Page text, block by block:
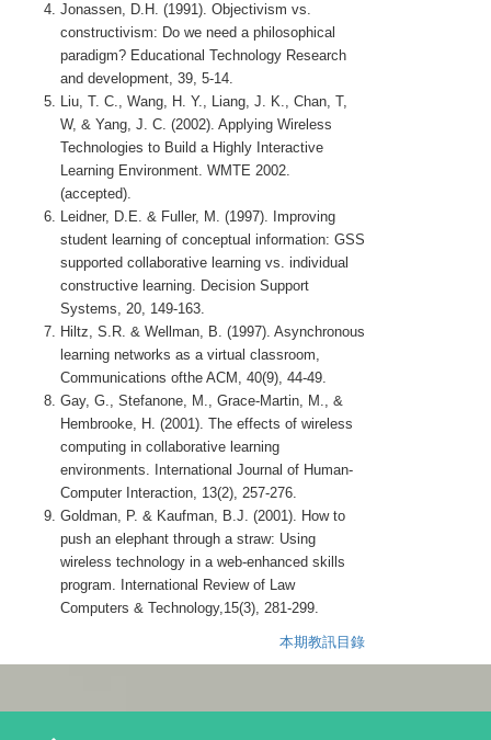
Jonassen, D.H. (1991). Objectivism vs.
constructivism: Do we need a philosophical
paradigm? Educational Technology Research
and development, 39, 5-14.
Liu, T. C., Wang, H. Y., Liang, J. K., Chan, T,
W, & Yang, J. C. (2002). Applying Wireless
Technologies to Build a Highly Interactive
Learning Environment. WMTE 2002.
(accepted).
Leidner, D.E. & Fuller, M. (1997). Improving
student learning of conceptual information: GSS
supported collaborative learning vs. individual
constructive learning. Decision Support
Systems, 20, 149-163.
Hiltz, S.R. & Wellman, B. (1997). Asynchronous
learning networks as a virtual classroom,
Communications ofthe ACM, 40(9), 44-49.
Gay, G., Stefanone, M., Grace-Martin, M., &
Hembrooke, H. (2001). The effects of wireless
computing in collaborative learning
environments. International Journal of Human-
Computer Interaction, 13(2), 257-276.
Goldman, P. & Kaufman, B.J. (2001). How to
push an elephant through a straw: Using
wireless technology in a web-enhanced skills
program. International Review of Law
Computers & Technology,15(3), 281-299.
本期教訊目錄
T